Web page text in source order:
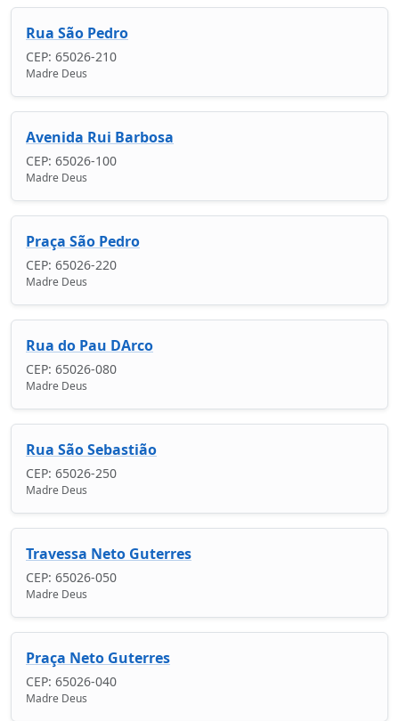
Rua São Pedro
CEP: 65026-210
Madre Deus
Avenida Rui Barbosa
CEP: 65026-100
Madre Deus
Praça São Pedro
CEP: 65026-220
Madre Deus
Rua do Pau DArco
CEP: 65026-080
Madre Deus
Rua São Sebastião
CEP: 65026-250
Madre Deus
Travessa Neto Guterres
CEP: 65026-050
Madre Deus
Praça Neto Guterres
CEP: 65026-040
Madre Deus